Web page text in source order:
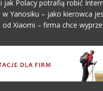
jak Polacy potrafią robić
w Yanosiku – jako kierowca
od Xiaomi – firma chce